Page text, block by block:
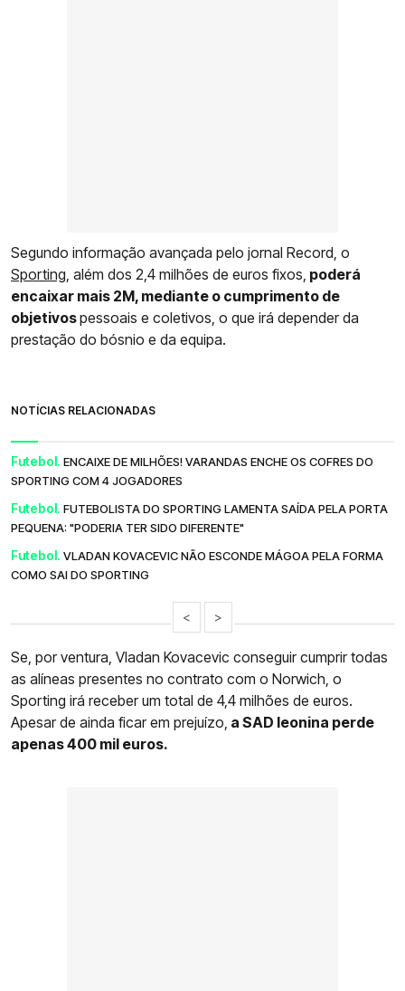
Segundo informação avançada pelo jornal Record, o
Sporting, além dos 2,4 milhões de euros fixos, poderá
encaixar mais 2M, mediante o cumprimento de
objetivospessoais e coletivos, o que irá depender da
prestação do bósnio e da equipa.
NOTÍCIAS RELACIONADAS
Futebol. ENCAIXE DE MILHÕES! VARANDAS ENCHE OS COFRES DO
SPORTING COM 4 JOGADORES
Futebol. FUTEBOLISTA DO SPORTING LAMENTA SAÍDA PELA PORTA
PEQUENA: "PODERIA TER SIDO DIFERENTE"
Futebol. VLADAN KOVACEVIC NÃO ESCONDE MÁGOA PELA FORMA
COMO SAI DO SPORTING
< >
Se, por ventura, Vladan Kovacevic conseguir cumprir todas
as alíneas presentes no contrato com o Norwich, o
Sporting irá receber um total de 4,4 milhões de euros.
Apesar de ainda ficar em prejuízo, a SAD leonina perde
apenas 400 mil euros.